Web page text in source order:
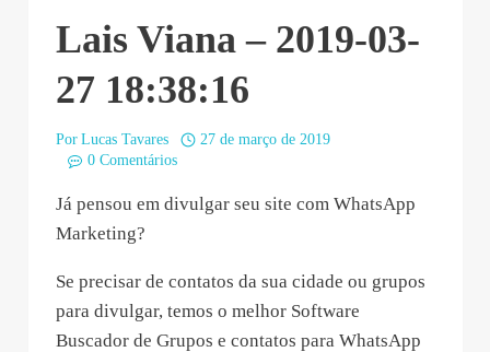
Lais Viana – 2019-03-
27 18:38:16
Por Lucas Tavares
27 de março de 2019
0 Comentários
Já pensou em divulgar seu site com WhatsApp
Marketing?
Se precisar de contatos da sua cidade ou grupos
para divulgar, temos o melhor Software
Buscador de Grupos e contatos para WhatsApp